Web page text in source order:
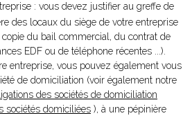
: vous devez justifier au greffe de
des locaux du siège de votre entreprise
du bail commercial, du contrat de
EDF ou de téléphone récentes ...).
entreprise, vous pouvez également vous
de domiciliation (voir également notre
des sociétés de domiciliation
sociétés domiciliées ), à une pépinière